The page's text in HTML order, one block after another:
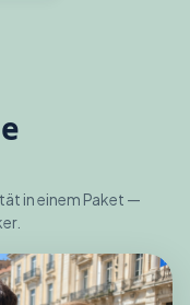
in einem Paket —